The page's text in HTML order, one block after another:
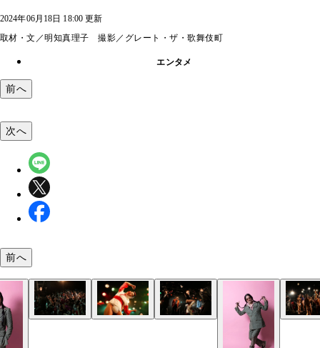
2024年06月18日 18:00 更新
取材・文／明知真理子 撮影／グレート・ザ・歌舞伎町
エンタメ
前へ
大盛況だった2024年4月4日のクラブクアトロでの
大盛況だった2024年4月4日のクラブクアトロでの
大盛況だった2024年4月4日のクラブクアトロでの
2024年4月4日クラブクアトロライブより（Photo／
2024年4月4日クラブクアトロライブより（Photo／
2024年4月4日クラブクアトロライブより（Photo／
次へ
前へ